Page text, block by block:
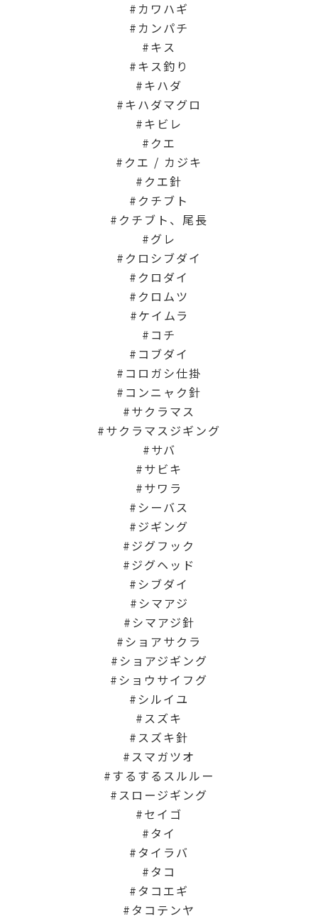
カワハギ
カンパチ
キス
キス釣り
キハダ
キハダマグロ
キビレ
クエ
クエ / カジキ
クエ針
クチブト
クチブト、尾長
グレ
クロシブダイ
クロダイ
クロムツ
ケイムラ
コチ
コブダイ
コロガシ仕掛
コンニャク針
サクラマス
サクラマスジギング
サバ
サビキ
サワラ
シーバス
ジギング
ジグフック
ジグヘッド
シブダイ
シマアジ
シマアジ針
ショアサクラ
ショアジギング
ショウサイフグ
シルイユ
スズキ
スズキ針
スマガツオ
するするスルルー
スロージギング
セイゴ
タイ
タイラバ
タコ
タコエギ
タコテンヤ